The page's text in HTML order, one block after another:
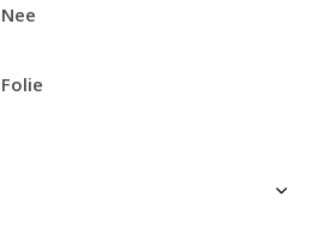
Nee
Folie